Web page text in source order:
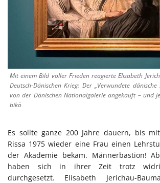
Mit einem Bild voller Frieden reagierte Elisabeth
Deutsch-Dänischen Krieg: Der „Verwundete
von der Dänischen Nationalgalerie angekauft – und
bikö
Es sollte ganze 200 Jahre dauern, bis
Rissa 1975 wieder eine Frau einen
der Akademie bekam. Männerbastion!
haben sich in ihrer Zeit trotz
durchgesetzt. Elisabeth Jerichau-